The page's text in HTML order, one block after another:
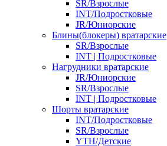
SR/Взрослые
INT/Подростковые
JR/Юниорские
Блины(блокеры) вратарские
SR/Взрослые
INT | Подростковые
Нагрудники вратарские
JR/Юниорские
SR/Взрослые
INT | Подростковые
Шорты вратарские
INT/Подростковые
SR/Взрослые
YTH/Детские